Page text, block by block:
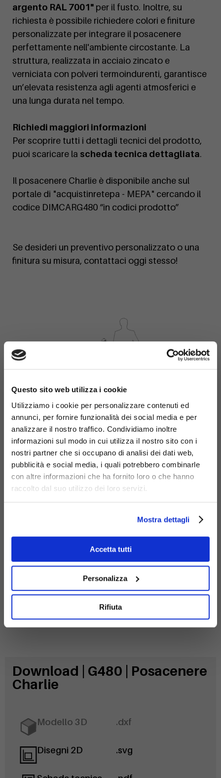
Questo sito web utilizza i cookie
Utilizziamo i cookie per personalizzare contenuti ed
annunci, per fornire funzionalità dei social media e per
analizzare il nostro traffico. Condividiamo inoltre
informazioni sul modo in cui utilizza il nostro sito con i
nostri partner che si occupano di analisi dei dati web,
pubblicità e social media, i quali potrebbero combinarle
con altre informazioni che ha fornito loro o che hanno
raccolto dal suo utilizzo dei loro servizi.
Mostra dettagli
Accetta tutti
Personalizza
Rifiuta
argento RAL 7001" per il fusto. Inoltre, su
richiesta è possibile richiedere colori e finiture
personalizzate per integrare il posacenere
perfettamente nell'ambiente circostante. La
struttura, realizzata in acciaio zincato e
verniciata con polveri termoindurenti, garantisce
un’elevata resistenza agli agenti atmosferici e
una lunga durata nel tempo.
Richiedi maggiori informazioni
Per scoprire tutti i dettagli tecnici del prodotto,
puoi scaricare la scheda tecnica dettagliata.
Il posacenere Charlie è disponibile anche sul
portale di "acquistinretepa - MEPA" cercando il
codice DIMCARG480 “in codici prodotto”
Se desideri un preventivo personalizzato o una
finitura su misura, contattaci oggi stesso!
Materiali
Download | G480 | Posacenere
Charlie
Modello 3D .dxf
Disegni 2D .svg